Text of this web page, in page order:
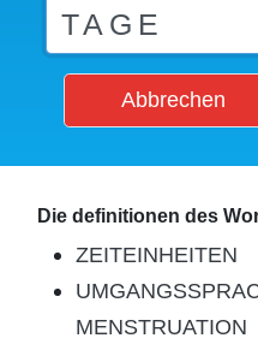
Abbrechen
Die definitionen des
ZEITEINHEITEN
MENSTRUATION